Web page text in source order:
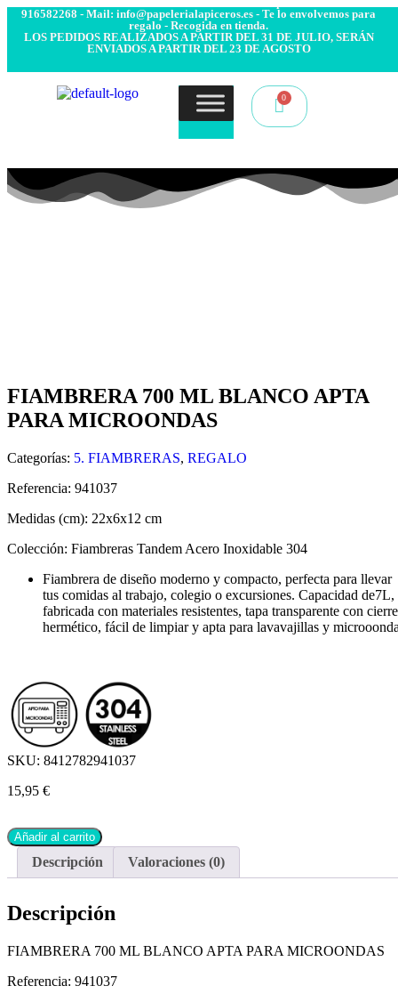
916582268 - Mail: info@papelerialapiceros.es - Te lo envolvemos para
regalo - Recogida en tienda.
LOS PEDIDOS REALIZADOS A PARTIR DEL 31 DE JULIO, SERÁN
ENVIADOS A PARTIR DEL 23 DE AGOSTO
FIAMBRERA 700 ML BLANCO APTA
PARA MICROONDAS
Categorías: 5. FIAMBRERAS, REGALO
Referencia: 941037
Medidas (cm): 22x6x12 cm
Colección: Fiambreras Tandem Acero Inoxidable 304
Fiambrera de diseño moderno y compacto, perfecta para llevar
tus comidas al trabajo, colegio o excursiones. Capacidad de7L,
fabricada con materiales resistentes, tapa transparente con cierre
hermético, fácil de limpiar y apta para lavavajillas y
SKU: 8412782941037
15,95 €
Añadir al carrito
Descripción Valoraciones (0)
Descripción
FIAMBRERA 700 ML BLANCO APTA PARA MICROONDAS
Referencia: 941037